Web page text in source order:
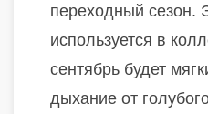
переходный сезон.
используется в
сентябрь будет
дыхание от